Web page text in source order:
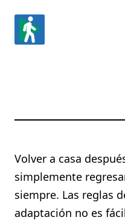
Volver a casa
simplemente
siempre. Las reglas
adaptación no es